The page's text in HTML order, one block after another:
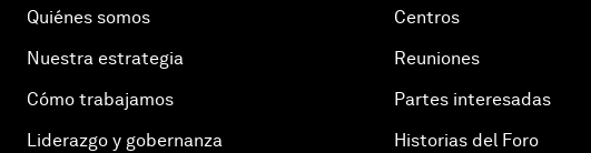
Quiénes somos
Nuestra estrategia
Cómo trabajamos
Liderazgo y gobernanza
Centros
Reuniones
Partes interesadas
Historias del Foro